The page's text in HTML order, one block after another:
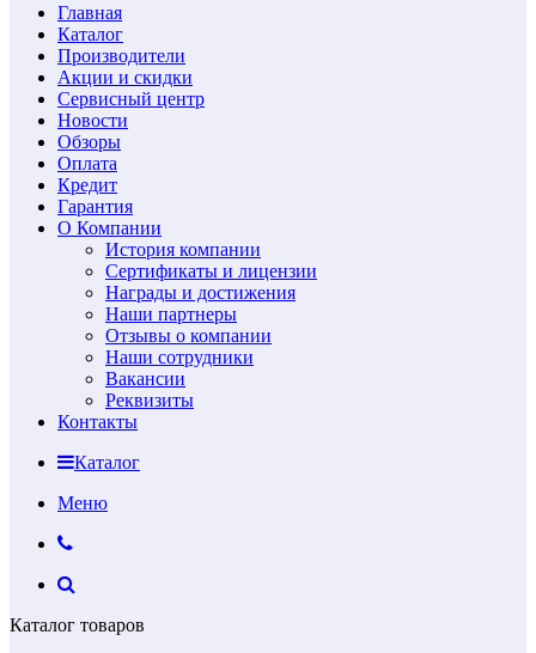
Главная
Каталог
Производители
Акции и скидки
Сервисный центр
Новости
Обзоры
Оплата
Кредит
Гарантия
О Компании
История компании
Сертификаты и лицензии
Награды и достижения
Наши партнеры
Отзывы о компании
Наши сотрудники
Вакансии
Реквизиты
Контакты
Каталог
Меню
Каталог товаров